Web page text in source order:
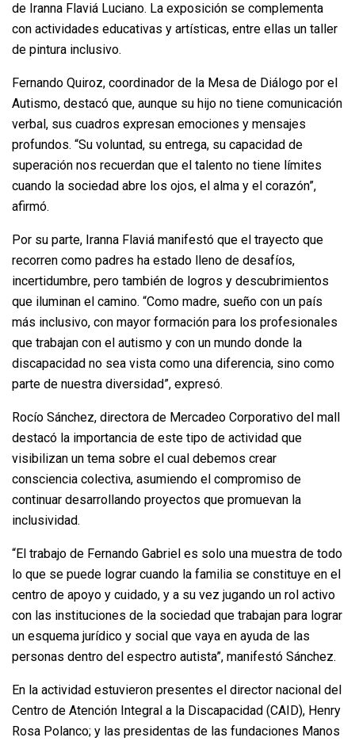
de Iranna Flaviá Luciano. La exposición se complementa
con actividades educativas y artísticas, entre ellas un taller
de pintura inclusivo.
Fernando Quiroz, coordinador de la Mesa de Diálogo por el
Autismo, destacó que, aunque su hijo no tiene comunicación
verbal, sus cuadros expresan emociones y mensajes
profundos. “Su voluntad, su entrega, su capacidad de
superación nos recuerdan que el talento no tiene límites
cuando la sociedad abre los ojos, el alma y el corazón”,
afirmó.
Por su parte, Iranna Flaviá manifestó que el trayecto que
recorren como padres ha estado lleno de desafíos,
incertidumbre, pero también de logros y descubrimientos
que iluminan el camino. “Como madre, sueño con un país
más inclusivo, con mayor formación para los profesionales
que trabajan con el autismo y con un mundo donde la
discapacidad no sea vista como una diferencia, sino como
parte de nuestra diversidad”, expresó.
Rocío Sánchez, directora de Mercadeo Corporativo del mall
destacó la importancia de este tipo de actividad que
visibilizan un tema sobre el cual debemos crear
consciencia colectiva, asumiendo el compromiso de
continuar desarrollando proyectos que promuevan la
inclusividad.
“El trabajo de Fernando Gabriel es solo una muestra de todo
lo que se puede lograr cuando la familia se constituye en el
centro de apoyo y cuidado, y a su vez jugando un rol activo
con las instituciones de la sociedad que trabajan para lograr
un esquema jurídico y social que vaya en ayuda de las
personas dentro del espectro autista”, manifestó Sánchez.
En la actividad estuvieron presentes el director nacional del
Centro de Atención Integral a la Discapacidad (CAID), Henry
Rosa Polanco; y las presidentas de las fundaciones Manos